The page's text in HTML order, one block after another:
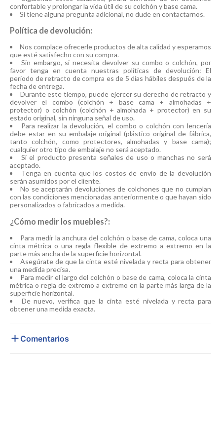
confortable y prolongar la vida útil de su colchón y base cama.
Si tiene alguna pregunta adicional, no dude en contactarnos.
Política de devolución:
Nos complace ofrecerle productos de alta calidad y esperamos
que esté satisfecho con su compra.
Sin embargo, si necesita devolver su combo o colchón, por
favor tenga en cuenta nuestras políticas de devolución: El
periodo de retracto de compra es de 5 días hábiles después de la
fecha de entrega.
Durante este tiempo, puede ejercer su derecho de retracto y
devolver el combo (colchón + base cama + almohadas +
protector) o colchón (colchón + almohada + protector) en su
estado original, sin ninguna señal de uso.
Para realizar la devolución, el combo o colchón con lencería
debe estar en su embalaje original (plástico original de fábrica,
tanto colchón, como protectores, almohadas y base cama);
cualquier otro tipo de embalaje no será aceptado.
Si el producto presenta señales de uso o manchas no será
aceptado.
Tenga en cuenta que los costos de envío de la devolución
serán asumidos por el cliente.
No se aceptarán devoluciones de colchones que no cumplan
con las condiciones mencionadas anteriormente o que hayan sido
personalizados o fabricados a medida.
¿Cómo medir los muebles?:
Para medir la anchura del colchón o base de cama, coloca una
cinta métrica o una regla flexible de extremo a extremo en la
parte más ancha de la superficie horizontal.
Asegúrate de que la cinta esté nivelada y recta para obtener
una medida precisa.
Para medir el largo del colchón o base de cama, coloca la cinta
métrica o regla de extremo a extremo en la parte más larga de la
superficie horizontal.
De nuevo, verifica que la cinta esté nivelada y recta para
obtener una medida exacta.
Comentarios